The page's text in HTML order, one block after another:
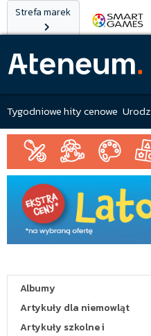
Strefa marek
Tygodniowe hity cenowe
Albumy
Artykuły dla niemowląt
Artykuły szkolne i